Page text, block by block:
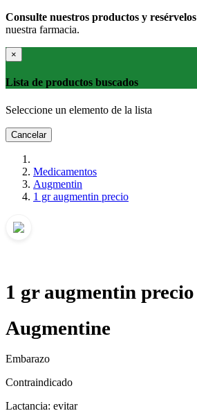
Consulte nuestros productos y resérvelos
nuestra farmacia.
×
Lista de productos buscados
Seleccione un elemento de la lista
Cancelar
Medicamentos
Augmentin
1 gr augmentin precio
1 gr augmentin precio
Augmentine
Embarazo
Contraindicado
Lactancia: evitar